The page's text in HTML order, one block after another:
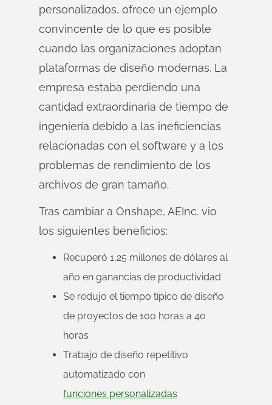
personalizados, ofrece un ejemplo
convincente de lo que es posible
cuando las organizaciones adoptan
plataformas de diseño modernas. La
empresa estaba perdiendo una
cantidad extraordinaria de tiempo de
ingeniería debido a las ineficiencias
relacionadas con el software y a los
problemas de rendimiento de los
archivos de gran tamaño.
Tras cambiar a Onshape, AEInc. vio
los siguientes beneficios:
Recuperó 1,25 millones de dólares al
año en ganancias de productividad
Se redujo el tiempo típico de diseño
de proyectos de 100 horas a 40
horas
Trabajo de diseño repetitivo
automatizado con
funciones personalizadas